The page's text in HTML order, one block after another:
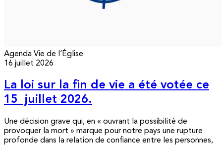
Agenda Vie de l’Église
16 juillet 2026
La loi sur la fin de vie a été votée ce
15 juillet 2026.
Une décision grave qui, en « ouvrant la possibilité de
provoquer la mort » marque pour notre pays une rupture
profonde dans la relation de confiance entre les personnes,